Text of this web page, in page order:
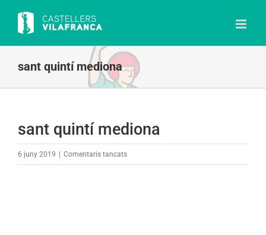
content
sant quintí mediona
sant quintí mediona
6 juny 2019 Comentaris tancatsa